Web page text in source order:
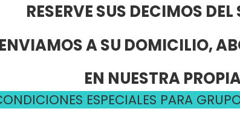
RESERVE SUS DECIMOS
ENVIAMOS A SU DOMICILIO,
EN NUESTRA
ESPECIALES PARA